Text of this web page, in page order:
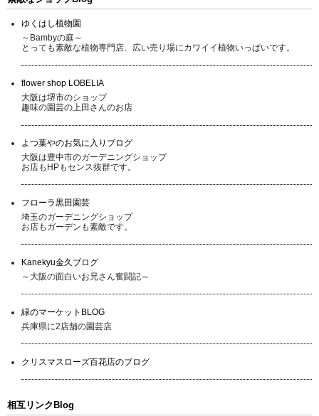
ゆくはし植物園
～Bambyの庭～
とっても素敵な植物専門店、広い売り場にカワイイ植物いっぱいです。
flower shop LOBELIA
大阪は堺市のショップ
趣味の園芸の上田さんのお店
よつ葉やのお気に入りブログ
大阪は豊中市のガーデニングショップ
お店もHPもセンス抜群です。
フローラ黒田園芸
埼玉のガーデニングショップ
お店もガーデンも素敵です。
Kanekyu金久ブログ
～大阪の面白いお兄さん奮闘記～
緑のマーケットBLOG
兵庫県に2店舗の園芸店
クリスマスローズ百花店のブログ
相互リンクBlog